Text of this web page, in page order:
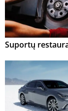
Suportų